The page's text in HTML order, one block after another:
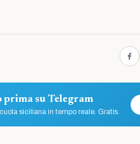
prima su Telegram
siciliana in tempo reale. Gratis.